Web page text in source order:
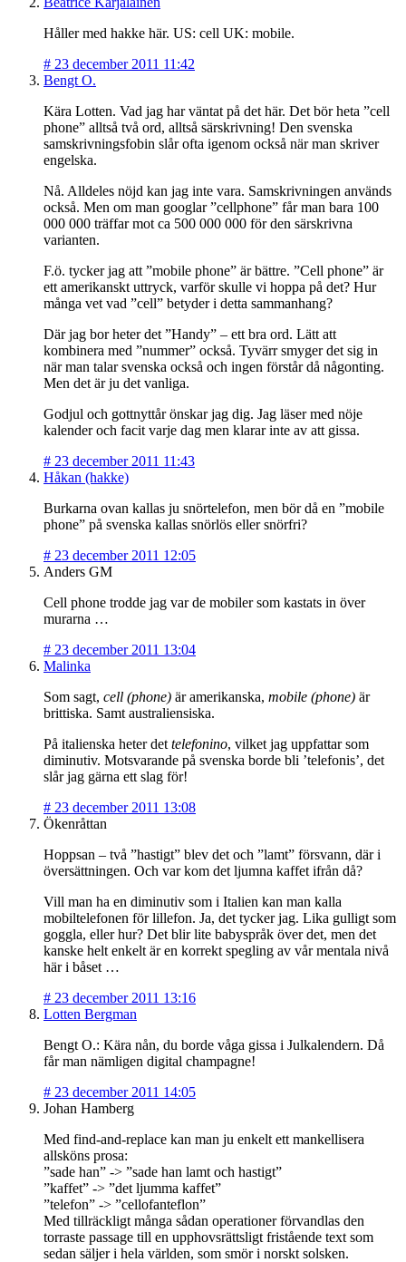
Håller med hakke här. US: cell UK: mobile.
# 23 december 2011 11:42
Bengt O.
Kära Lotten. Vad jag har väntat på det här. Det bör heta ”cell
phone” alltså två ord, alltså särskrivning! Den svenska
samskrivningsfobin slår ofta igenom också när man skriver
engelska.
Nå. Alldeles nöjd kan jag inte vara. Samskrivningen används
också. Men om man googlar ”cellphone” får man bara 100
000 000 träffar mot ca 500 000 000 för den särskrivna
varianten.
F.ö. tycker jag att ”mobile phone” är bättre. ”Cell phone” är
ett amerikanskt uttryck, varför skulle vi hoppa på det? Hur
många vet vad ”cell” betyder i detta sammanhang?
Där jag bor heter det ”Handy” – ett bra ord. Lätt att
kombinera med ”nummer” också. Tyvärr smyger det sig in
när man talar svenska också och ingen förstår då någonting.
Men det är ju det vanliga.
Godjul och gottnyttår önskar jag dig. Jag läser med nöje
kalender och facit varje dag men klarar inte av att gissa.
# 23 december 2011 11:43
Håkan (hakke)
Burkarna ovan kallas ju snörtelefon, men bör då en ”mobile
phone” på svenska kallas snörlös eller snörfri?
# 23 december 2011 12:05
Anders GM
Cell phone trodde jag var de mobiler som kastats in över
murarna …
# 23 december 2011 13:04
Malinka
Som sagt, cell (phone) är amerikanska, mobile (phone) är
brittiska. Samt australiensiska.
På italienska heter det telefonino, vilket jag uppfattar som
diminutiv. Motsvarande på svenska borde bli ’telefonis’, det
slår jag gärna ett slag för!
# 23 december 2011 13:08
Ökenråttan
Hoppsan – två ”hastigt” blev det och ”lamt” försvann, där i
översättningen. Och var kom det ljumna kaffet ifrån då?
Vill man ha en diminutiv som i Italien kan man kalla
mobiltelefonen för lillefon. Ja, det tycker jag. Lika gulligt som
goggla, eller hur? Det blir lite babyspråk över det, men det
kanske helt enkelt är en korrekt spegling av vår mentala nivå
här i båset …
# 23 december 2011 13:16
Lotten Bergman
Bengt O.: Kära nån, du borde våga gissa i Julkalendern. Då
får man nämligen digital champagne!
# 23 december 2011 14:05
Johan Hamberg
Med find-and-replace kan man ju enkelt ett mankellisera
allsköns prosa:
”sade han” -> ”sade han lamt och hastigt”
”kaffet” -> ”det ljumma kaffet”
”telefon” -> ”cellofanteflon”
Med tillräckligt många sådan operationer förvandlas den
torraste passage till en upphovsrättsligt fristående text som
sedan säljer i hela världen, som smör i norskt solsken.